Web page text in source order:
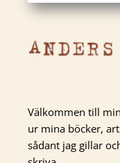
Välkommen till
ur mina böcker,
sådant jag gillar